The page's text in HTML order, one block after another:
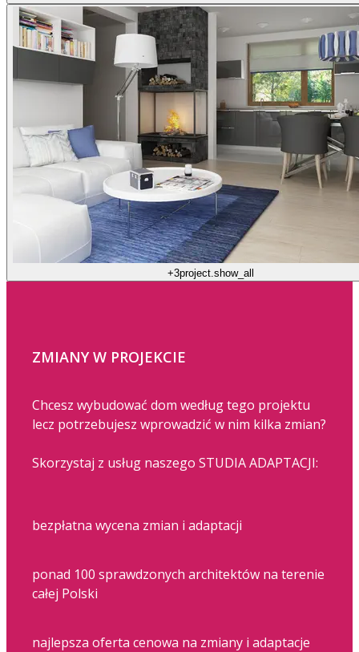
+3project.show_all
ZMIANY W PROJEKCIE
Chcesz wybudować dom według tego projektu
lecz potrzebujesz wprowadzić w nim kilka zmian?
Skorzystaj z usług naszego STUDIA ADAPTACJI:
bezpłatna wycena zmian i adaptacji
ponad 100 sprawdzonych architektów na terenie
całej Polski
najlepsza oferta cenowa na zmiany i adaptacje